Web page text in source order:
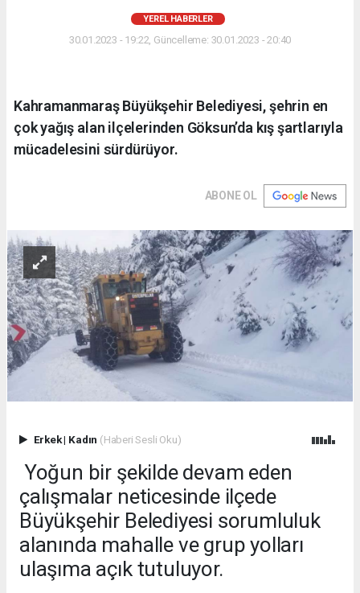
YEREL HABERLER
30.01.2023 - 19:22, Güncelleme: 30.01.2023 - 20:40
Kahramanmaraş Büyükşehir Belediyesi, şehrin en
çok yağış alan ilçelerinden Göksun’da kış şartlarıyla
mücadelesini sürdürüyor.
ABONE OL
Erkek| Kadın (Haberi Sesli Oku)
Yoğun bir şekilde devam eden
çalışmalar neticesinde ilçede
Büyükşehir Belediyesi sorumluluk
alanında mahalle ve grup yolları
ulaşıma açık tutuluyor.